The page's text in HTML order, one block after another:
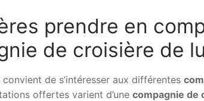
prendre en
de croisière de
convient de s’intéresser aux différentes
offertes varient d’une compagnie de